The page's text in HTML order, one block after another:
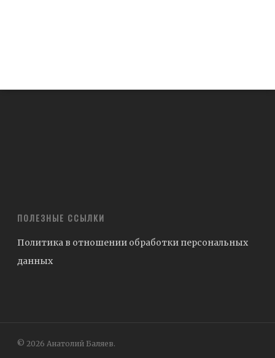
ПОЛЕЗНЫЕ ССЫЛКИ
Политика в отношении обработки персональных
данных
© 2026 Анатолий Баляев.